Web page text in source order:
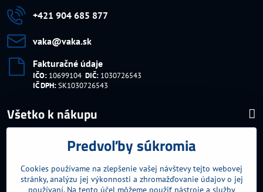
+421 904 685 877
vaka​@vaka​.sk
Fakturačné údaje
IČO: 10699104 DIČ: 1030726543
IČ DPH:SK1030726543
Všetko k nákupu
Najnavštevovanejšie kategórie
Ďalšie kategórie
Predvoľby súkromia
Cookies používame na zlepšenie vašej návštevy tejto webovej
stránky, analýzu jej výkonnosti a zhromažďovanie údajov o jej
používaní. Na tento účel môžeme použiť nástroje a služby